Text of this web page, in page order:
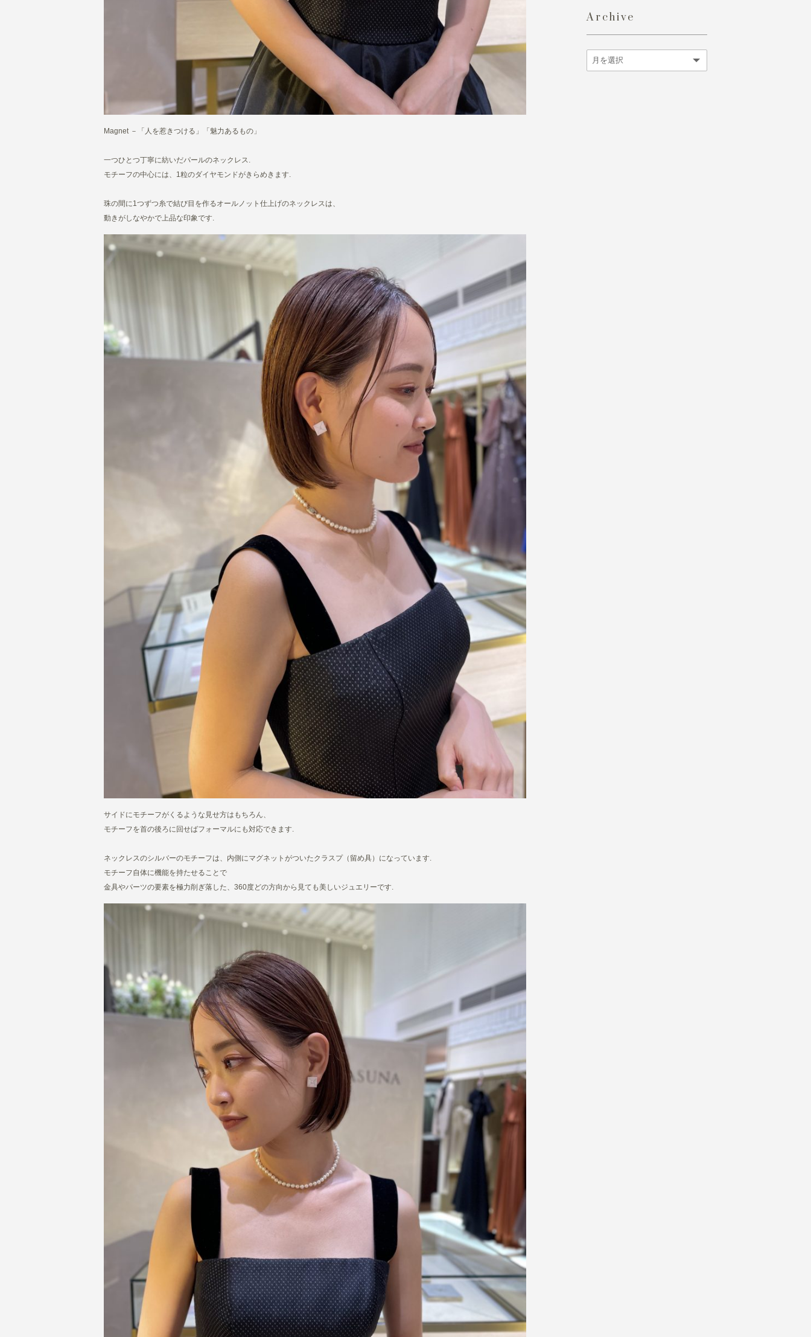
Magnet －「人を惹きつける」「魅力あるもの」
一つひとつ丁寧に紡いだパールのネックレス.
モチーフの中心には、1粒のダイヤモンドがきらめきます.
珠の間に1つずつ糸で結び目を作るオールノット仕上げのネックレスは、
動きがしなやかで上品な印象です.
サイドにモチーフがくるような見せ方はもちろん、
モチーフを首の後ろに回せばフォーマルにも対応できます.
ネックレスのシルバーのモチーフは、内側にマグネットがついたクラスプ（留め具）になっています.
モチーフ自体に機能を持たせることで
金具やパーツの要素を極力削ぎ落した、360度どの方向から見ても美しいジュエリーです.
Archive